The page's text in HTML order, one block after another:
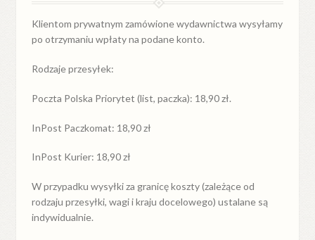
Klientom prywatnym zamówione wydawnictwa wysyłamy
po otrzymaniu wpłaty na podane konto.
Rodzaje przesyłek:
Poczta Polska Priorytet (list, paczka): 18,90 zł.
InPost Paczkomat: 18,90 zł
InPost Kurier: 18,90 zł
W przypadkuwysyłkiza granicękoszty (zależące od
rodzaju przesyłki, wagi i kraju docelowego) ustalane są
indywidualnie.